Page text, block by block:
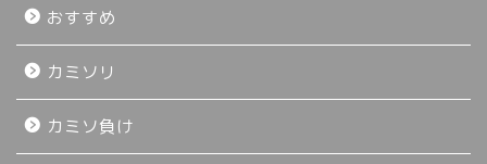
おすすめ
カミソリ
カミソ負け